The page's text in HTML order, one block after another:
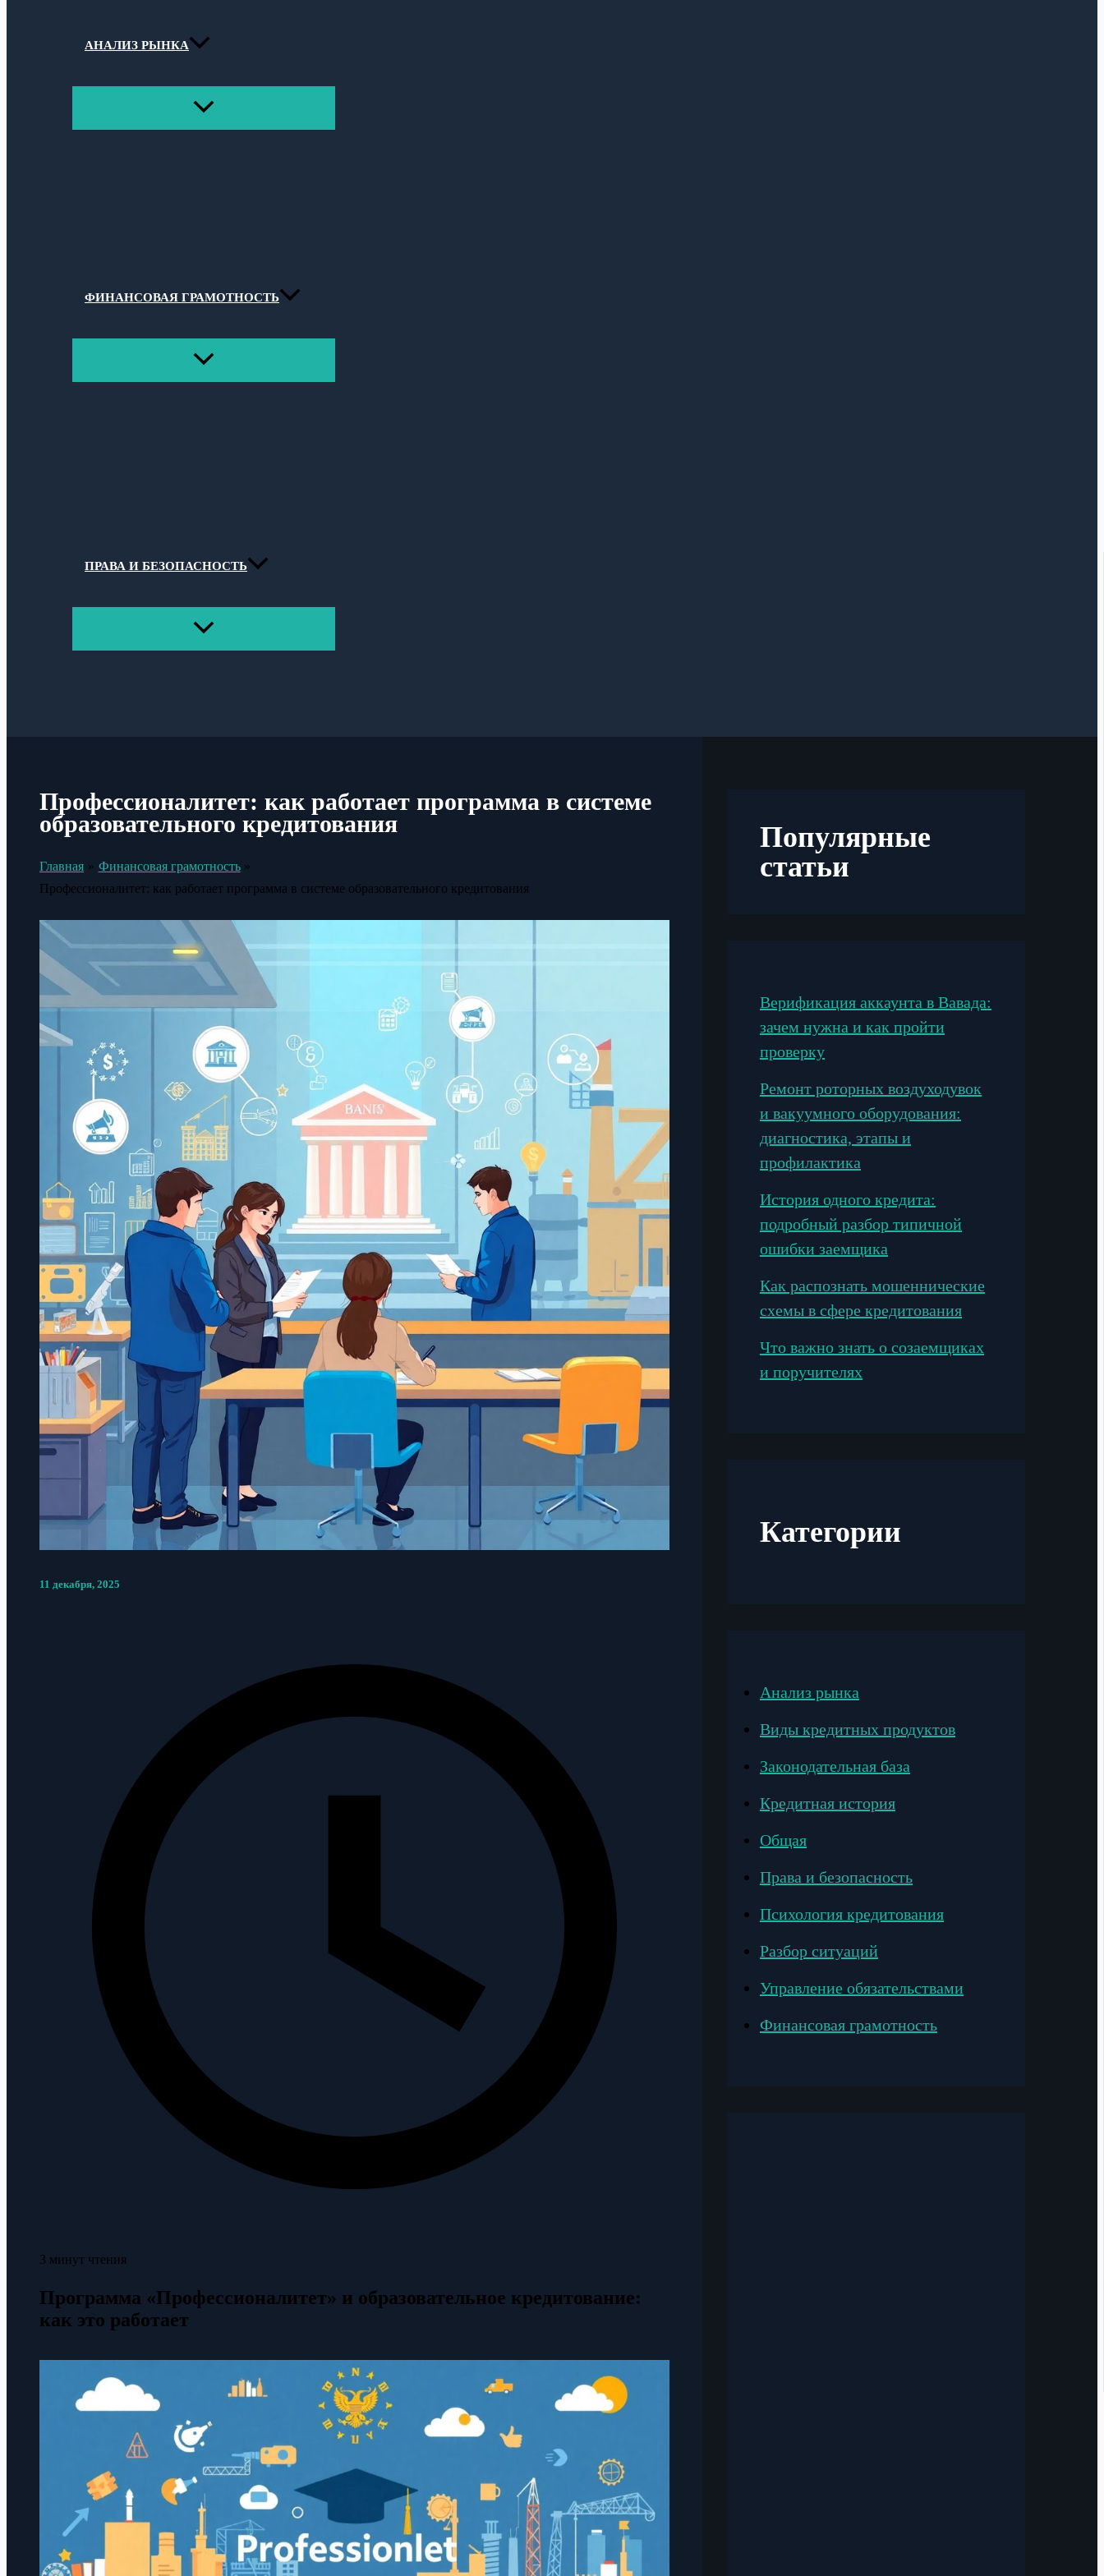
АНАЛИЗ РЫНКА
ПЕРЕКЛЮЧАТЕЛЬ
ФИНАНСОВАЯ ГРАМОТНОСТЬ
ПЕРЕКЛЮЧАТЕЛЬ
ПРАВА И БЕЗОПАСНОСТЬ
ПЕРЕКЛЮЧАТЕЛЬ
Профессионалитет: как работает программа в системе
образовательного кредитования
Главная
Финансовая грамотность
Профессионалитет: как работает программа в системе образовательного кредитования
11 декабря, 2025
3 минут чтения
Программа «Профессионалитет» и образовательное кредитование:
как это работает
Популярные
статьи
Верификация аккаунта в Вавада:
зачем нужна и как пройти
проверку
Ремонт роторных воздуходувок
и вакуумного оборудования:
диагностика, этапы и
профилактика
История одного кредита:
подробный разбор типичной
ошибки заемщика
Как распознать мошеннические
схемы в сфере кредитования
Что важно знать о созаемщиках
и поручителях
Категории
Анализ рынка
Виды кредитных продуктов
Законодательная база
Кредитная история
Общая
Права и безопасность
Психология кредитования
Разбор ситуаций
Управление обязательствами
Финансовая грамотность